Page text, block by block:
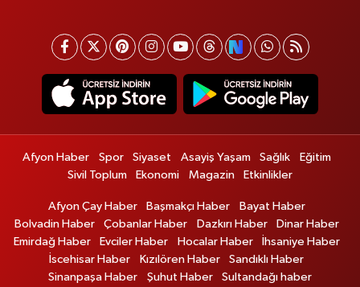
Afyon Haber Spor Siyaset Asayiş Yaşam Sağlık
Eğitim
Sivil Toplum
Ekonomi Magazin Etkinlikler
Afyon Çay Haber Başmakçı Haber
Bayat Haber
Bolvadin Haber
Çobanlar Haber Dazkırı Haber
Dinar Haber
Emirdağ Haber
Evciler Haber Hocalar Haber
İhsaniye Haber
İscehisar Haber
Kızılören Haber
Sandıklı Haber
Sinanpaşa Haber
Şuhut Haber Sultandağı haber